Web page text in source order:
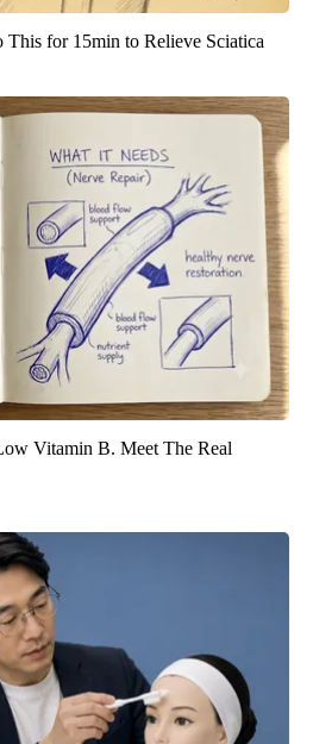
This for 15min to Relieve Sciatica
Vitamin B. Meet The Real